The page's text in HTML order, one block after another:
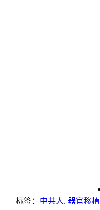
标签： 中共人, 器官移植